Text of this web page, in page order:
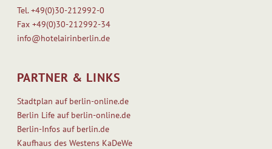
Tel.+49(0)30-212992-0
Fax+49(0)30-212992-34
info@hotelairinberlin.de
PARTNER & LINKS
Stadtplan auf berlin-online.de
Berlin Life auf berlin-online.de
Berlin-Infos auf berlin.de
Kaufhaus des Westens KaDeWe